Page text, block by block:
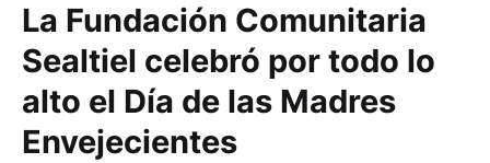
La Fundación Comunitaria
Sealtiel celebró por todo lo
alto el Día de las Madres
Envejecientes